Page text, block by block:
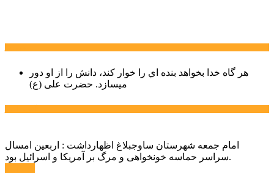
هر گاه خدا بخواهد بنده اي را خوار كند، دانش را از او دور
میسازد. حضرت علی (ع)
امام جمعه شهرستان ساوجبلاغ اظهارداشت : اربعین امسال
سراسر حماسه خونخواهی و مرگ بر آمریکا و اسرائیل بود.